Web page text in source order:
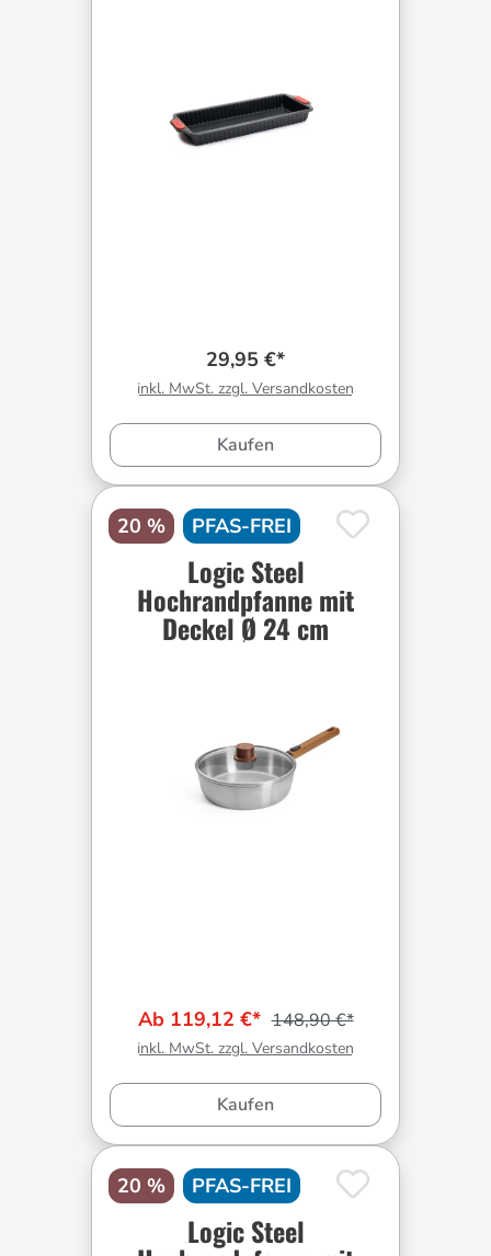
29,95 €*
inkl. MwSt. zzgl. Versandkosten
Kaufen
20 % PFAS-FREI
Logic Steel
Hochrandpfanne mit
Deckel Ø 24 cm
Ab 119,12 €* 148,90 €*
inkl. MwSt. zzgl. Versandkosten
Kaufen
20 % PFAS-FREI
Logic Steel